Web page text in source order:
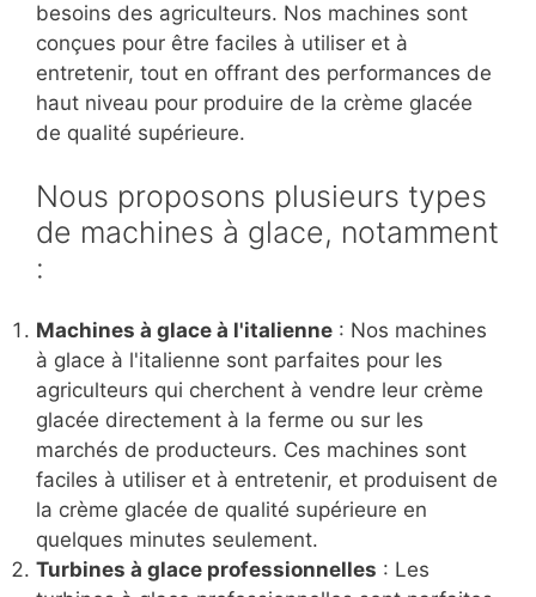
besoins des agriculteurs. Nos machines sont
conçues pour être faciles à utiliser et à
entretenir, tout en offrant des performances de
haut niveau pour produire de la crème glacée
de qualité supérieure.
Nous proposons plusieurs types
de machines à glace, notamment
:
Machines à glace à l'italienne : Nos machines
à glace à l'italienne sont parfaites pour les
agriculteurs qui cherchent à vendre leur crème
glacée directement à la ferme ou sur les
marchés de producteurs. Ces machines sont
faciles à utiliser et à entretenir, et produisent de
la crème glacée de qualité supérieure en
quelques minutes seulement.
Turbines à glace professionnelles : Les